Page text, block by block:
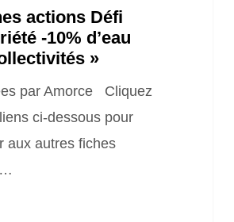
actions Défi
-10% d’eau
»
par Amorce Cliquez
ci-dessous pour
aux autres fiches